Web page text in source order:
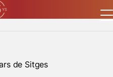
de Sitges